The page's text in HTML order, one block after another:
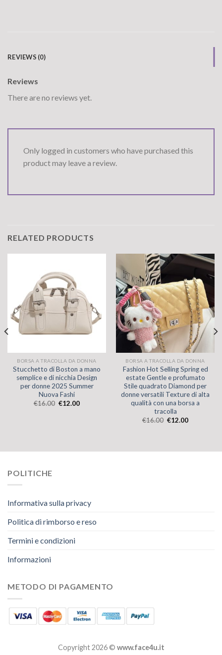
REVIEWS (0)
Reviews
There are no reviews yet.
Only logged in customers who have purchased this
product may leave a review.
RELATED PRODUCTS
BORSA A TRACOLLA DA DONNA
Stucchetto di Boston a mano
semplice e di nicchia Design
per donne 2025 Summer
Nuova Fashi
€16.00 €12.00
BORSA A TRACOLLA DA DONNA
Fashion Hot Selling Spring ed
estate Gentle e profumato
Stile quadrato Diamond per
donne versatili Texture di alta
qualità con una borsa a
tracolla
€16.00 €12.00
POLITICHE
Informativa sulla privacy
Politica di rimborso e reso
Termini e condizioni
Informazioni
METODO DI PAGAMENTO
Copyright 2026 © www.face4u.it